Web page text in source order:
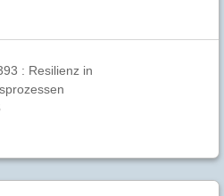
: Resilienz in